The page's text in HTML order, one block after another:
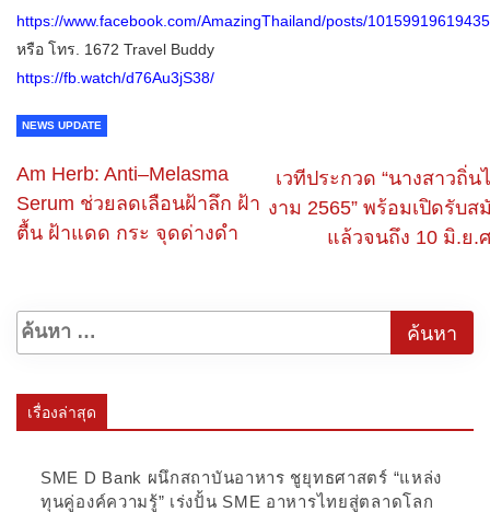
https://www.facebook.com/AmazingThailand/posts/
หรือ โทร. 1672 Travel Buddy
https://fb.watch/d76Au3jS38/
NEWS UPDATE
Am Herb: Anti–Melasma
Serum ช่วยลดเลือนฝ้าลึก ฝ้า
ตื้น ฝ้าแดด กระ จุดด่างดำ
เวทีประกวด “นางสาวถิ่น
งาม 2565” พร้อมเปิดรับส
แล้วจนถึง 10 มิ.ย.
เรื่องล่าสุด
SME D Bank ผนึกสถาบันอาหาร ชูยุทธศาสตร์ “แหล่ง
ทุนคู่องค์ความรู้” เร่งปั้น SME อาหารไทยสู่ตลาดโลก